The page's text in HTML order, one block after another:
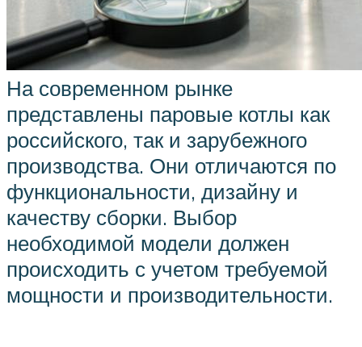
На современном рынке
представлены паровые котлы как
российского, так и зарубежного
производства. Они отличаются по
функциональности, дизайну и
качеству сборки. Выбор
необходимой модели должен
происходить с учетом требуемой
мощности и производительности.